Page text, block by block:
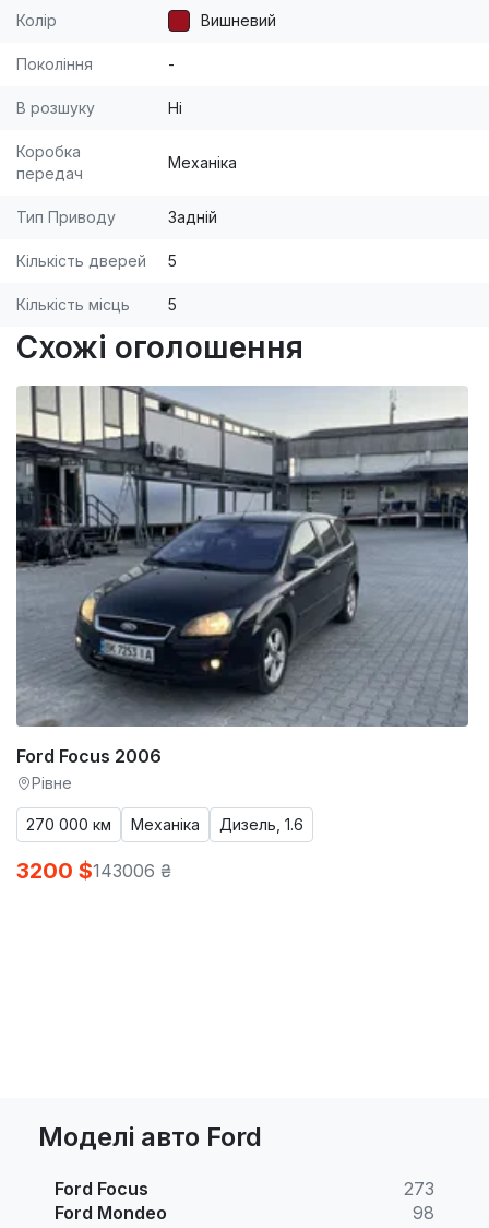
Колір Вишневий
Покоління -
В розшуку Ні
Коробка
передач
Механіка
Тип Приводу Задній
Кількість дверей 5
Кількість місць 5
Схожі оголошення
Ford Focus 2006
Рівне
270 000 км Механіка Дизель, 1.6
3200 $143006 ₴
Моделі авто Ford
Ford Focus
273
Ford Mondeo
98